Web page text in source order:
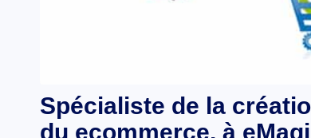
Spécialiste de la
du ecommerce, à